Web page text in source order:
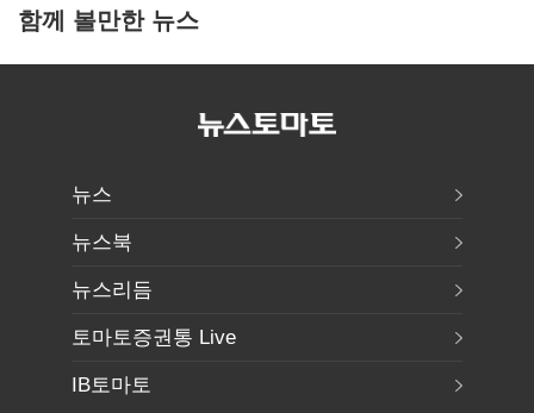
함께 볼만한 뉴스
뉴스
뉴스북
뉴스리듬
토마토증권통 Live
IB토마토